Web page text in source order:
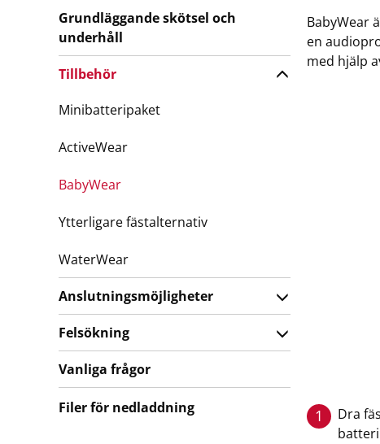
BabyWear
en
med hjälp
1
Dra
Grundläggande skötsel och
underhåll
Tillbehör
Minibatteripaket
ActiveWear
BabyWear
Ytterligare fästalternativ
WaterWear
Anslutningsmöjligheter
Felsökning
Vanliga frågor
Filer för nedladdning